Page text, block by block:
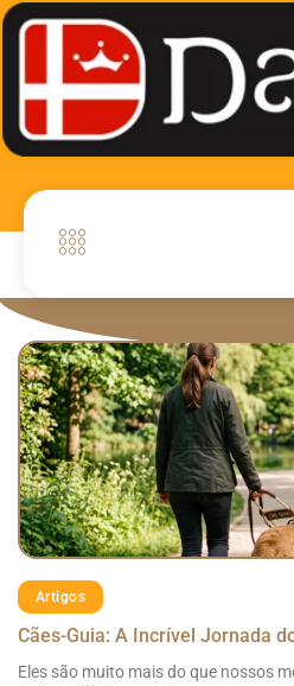
Artigos
Cães-Guia: A Incrível Jornada
Eles são muito mais do que nossos